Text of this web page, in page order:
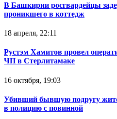
В Башкирии росгвардейцы
проникшего в коттедж
18 апреля, 22:11
Рустэм Хамитов провел
ЧП в Стерлитамаке
16 октября, 19:03
Убивший бывшую подругу
в полицию с повинной